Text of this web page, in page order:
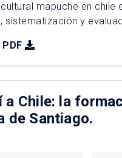
mapuche en chile
sistematización y
procesos […]
a Chile: la
de Santiago.